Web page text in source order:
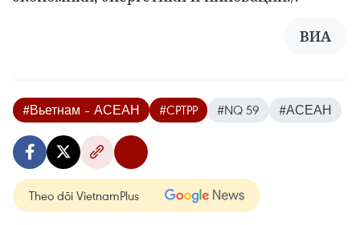
ВИА
#Вьетнам – АСЕАН #CPTPP #NQ 59 #АСЕАН
Theo dõi VietnamPlus